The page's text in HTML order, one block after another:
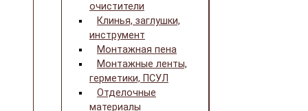
очистители
Клинья, заглушки,
инструмент
Монтажная пена
Монтажные ленты,
герметики, ПСУЛ
Отделочные
материалы